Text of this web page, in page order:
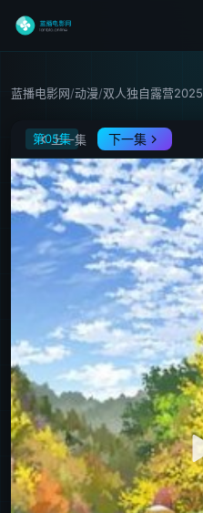
蓝播电影网/动漫/双人独自露营2025
双人独自露营2025
第05集
上一集 下一集